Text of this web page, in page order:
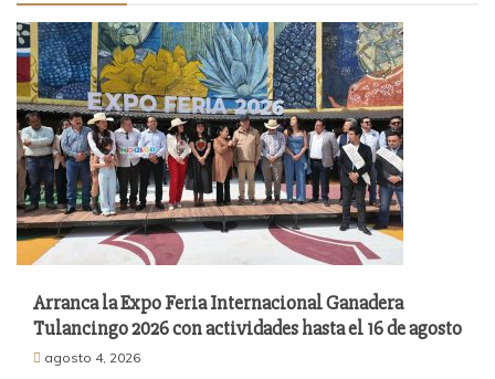
Arranca la Expo Feria Internacional Ganadera
Tulancingo 2026 con actividades hasta el 16 de agosto
agosto 4, 2026